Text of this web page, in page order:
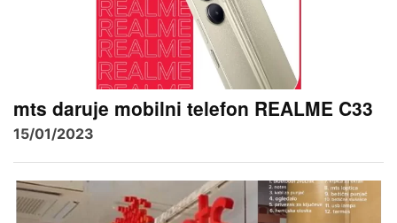
mts daruje mobilni telefon REALME C33
15/01/2023